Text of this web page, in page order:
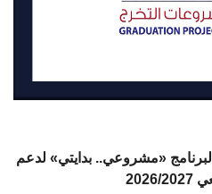
لبرنامج «مشروعي.. بدايتي» لدعم